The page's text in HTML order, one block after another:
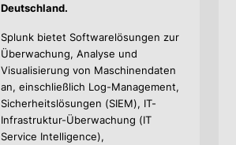
Deutschland.
Splunk bietet Softwarelösungen zur
Überwachung, Analyse und
Visualisierung von Maschinendaten
an, einschließlich Log-Management,
Sicherheitslösungen (SIEM), IT-
Infrastruktur-Überwachung (IT
Service Intelligence),